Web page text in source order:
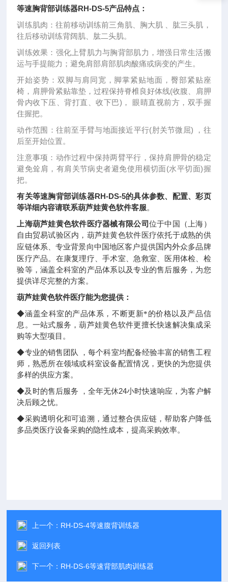
等速胸背部训练器RH-DS-5产品特点：
训练肌肉：往前移动训练前三角肌、胸大肌 、肱三头肌，
往后移动训练背阔肌、肱二头肌。
训练效果：强化上臂肌力与胸背部肌力，增强日常生活搬
运与手提能力；避免肩部肩部肌肉酸痛或病变的产生。
开始姿势：双脚与肩同宽，脚掌紧贴地面，臀部紧贴座
椅，肩胛骨紧贴靠垫，过程保持脊椎良好体线(收腹、肩胛
骨内收下压、背打直、收下巴)， 眼睛直视前方，双手握
住握把。
动作范围：往前至手臂与地面接近平行(肘关节微屈) ，往
后至开始位置。
注意事项：动作过程中保持两臂平行，保持肩胛骨的稳定
避免耸肩，有肩关节病史者避免使用横切面(水平切面)握
把。
有关等速胸背部训练器RH-DS-5的具体参数、配置、彩页
等详细内容请联系葫芦娃黄色软件客服。
上海葫芦娃黄色软件医疗器械有限公司 位于中国（上海）
自由贸易试验区内，葫芦娃黄色软件医疗依托于成熟的供
应链体系、专业背景向中国地区客户提供国内外众多品牌
医疗产品。在康复理疗、手术室、急救室、医用体检、检
验等，涵盖全科室的产品体系以及专业的售后服务，为您
提供详尽完整的方案。
葫芦娃黄色软件医疗能为您提供：
◆涵盖全科室的产品体系，不断更新*的价格以及产品信
息。一站式服务，葫芦娃黄色软件更擅长快速解决集成采
购等大型项目。
◆专业的销售团队 ，每个科室均配备经验丰富的销售工程
师，熟悉所在领域或科室设备配置情况，更快的为您提供
多样的供应方案。
◆及时的售后服务 ，全年无休24小时快速响应，为客户解
决后顾之忧。
◆采购透明化和可追溯，通过整合供应链，帮助客户降低
多品类医疗设备采购的隐性成本，提高采购效率。
上一个： RH-DS-4等速腹背训练器
返回列表
下一个： RH-DS-6等速背部肌肉训练器